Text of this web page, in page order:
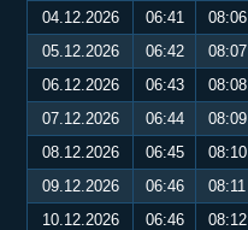
04.12.2026
06:41 08:06
05.12.2026
06:42 08:07
06.12.2026
06:43 08:08
07.12.2026
06:44 08:09
08.12.2026
06:45 08:10
09.12.2026
06:46 08:11
10.12.2026
06:46 08:12